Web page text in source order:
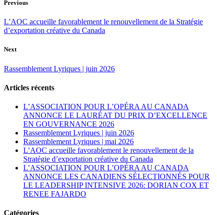
Previous
L’AOC accueille favorablement le renouvellement de la Stratégie
d’exportation créative du Canada
Next
Rassemblement Lyriques | juin 2026
Articles récents
L’ASSOCIATION POUR L’OPÉRA AU CANADA
ANNONCE LE LAURÉAT DU PRIX D’EXCELLENCE
EN GOUVERNANCE 2026
Rassemblement Lyriques | juin 2026
Rassemblement Lyriques | mai 2026
L’AOC accueille favorablement le renouvellement de la
Stratégie d’exportation créative du Canada
L’ASSOCIATION POUR L’OPÉRA AU CANADA
ANNONCE LES CANADIENS SÉLECTIONNÉS POUR
LE LEADERSHIP INTENSIVE 2026: DORIAN COX ET
RENEE FAJARDO
Catégories